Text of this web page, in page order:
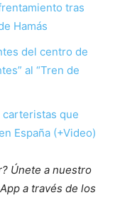
tras
Hamás
del centro de
al “Tren de
carteristas que
España (+Video)
Únete a nuestro
a través de los